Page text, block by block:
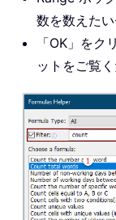
数を数えたい
「OK」をク
ットをご覧く